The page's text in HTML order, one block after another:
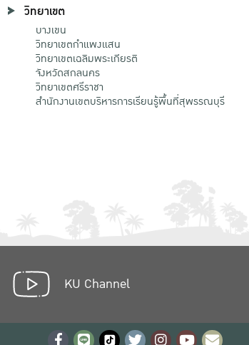
วิทยาเขต
บางเขน
วิทยาเขตกําแพงแสน
วิทยาเขตเฉลิมพระเกียรติ
จังหวัดสกลนคร
วิทยาเขตศรีราชา
สำนักงานเขตบริหารการเรียนรู้พื้นที่สุพรรณบุรี
KU Channel